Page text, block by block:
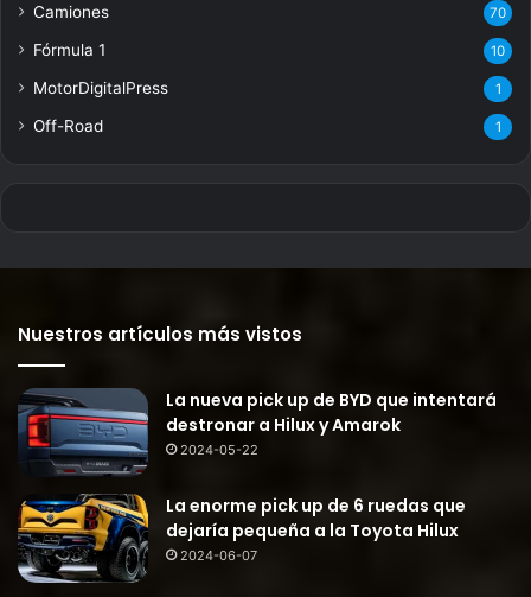
Camiones 70
Fórmula 1 10
MotorDigitalPress 1
Off-Road 1
Nuestros artículos más vistos
La nueva pick up de BYD que intentará
destronar a Hilux y Amarok
2024-05-22
La enorme pick up de 6 ruedas que
dejaría pequeña a la Toyota Hilux
2024-06-07